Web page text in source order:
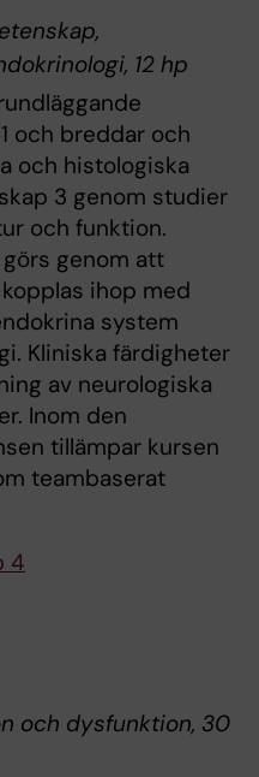
12 hp
och breddar och
och histologiska
3 genom studier
och funktion.
genom att
ihop med
system
Kliniska färdigheter
av neurologiska
Inom den
tillämpar kursen
teambaserat
4
och dysfunktion, 30